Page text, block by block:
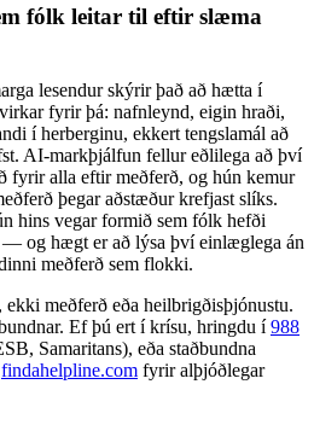
fólk leitar til eftir slæma
lesendur skýrir það að hætta í
fyrir þá: nafnleynd, eigin hraði,
í herberginu, ekkert tengslamál að
AI-markþjálfun fellur eðlilega að því
fyrir alla eftir meðferð, og hún kemur
þegar aðstæður krefjast slíks.
hins vegar formið sem fólk hefði
og hægt er að lýsa því einlæglega án
meðferð sem flokki.
meðferð eða heilbrigðisþjónustu.
Ef þú ert í krísu, hringdu í 988
Samaritans), eða staðbundna
findahelpline.com fyrir alþjóðlegar